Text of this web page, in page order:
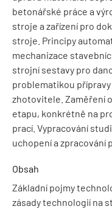
betonářské práce a
stroje a zařízení pro
stroje. Principy
mechanizace
strojní sestavy pro
problematikou
zhotovitele. Zaměření
etapu, konkrétně na
prací. Vypracování
uchopení a zpracování
Obsah
Základní pojmy
zásady technologií na